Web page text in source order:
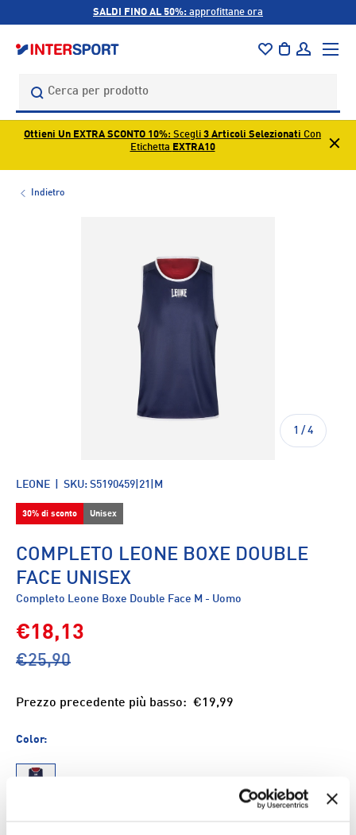
SALDI FINO AL 50%: approfittane ora
Cerca
BorsaAccedi
Menu
Ottieni Un EXTRA SCONTO 10%: Scegli 3 Articoli Selezionati Con
Etichetta EXTRA10
Indietro
1 / di
4
LEONE SKU: S5190459|21|M
30% di sconto Unisex
COMPLETO LEONE BOXE DOUBLE
FACE UNISEX
Completo Leone Boxe Double Face M - Uomo
€18,13
€25,90
Prezzo precedente più basso: €19,99
Color: